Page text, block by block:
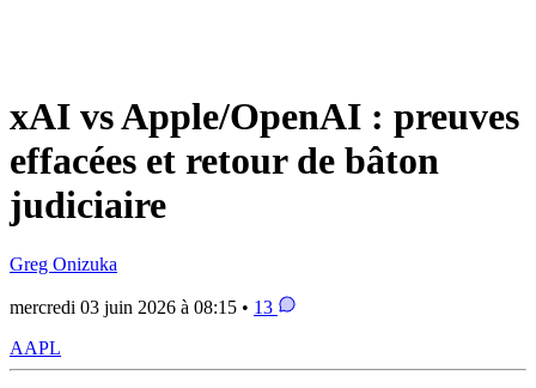
xAI vs Apple/OpenAI : preuves
effacées et retour de bâton
judiciaire
Greg Onizuka
mercredi 03 juin 2026 à 08:15 • 13
AAPL